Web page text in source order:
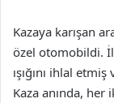
Kazaya karışan
özel otomobildi.
ışığını ihlal
Kaza anında,